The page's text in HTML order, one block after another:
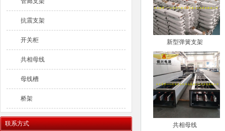
新型弹簧支架
共相母线
抗震支架
开关柜
共相母线
母线槽
桥架
联系方式